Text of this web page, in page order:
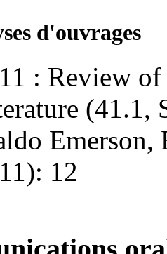
d'ouvrages
: Review
(41.1,
Emerson,
12